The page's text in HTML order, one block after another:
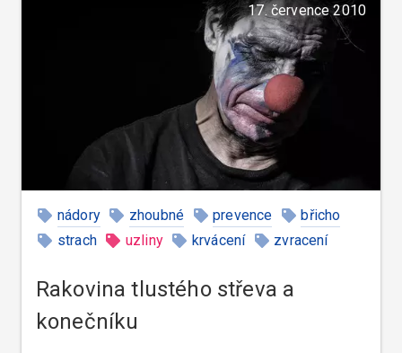
17. července 2010
nádory zhoubné prevence
břicho
strach
uzliny krvácení zvracení
Rakovina tlustého střeva a
konečníku